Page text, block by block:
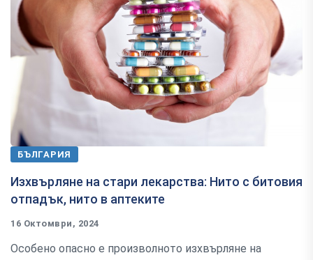
БЪЛГАРИЯ
Изхвърляне на стари лекарства: Нито с битовия
отпадък, нито в аптеките
16 Октомври, 2024
Особено опасно е произволното изхвърляне на